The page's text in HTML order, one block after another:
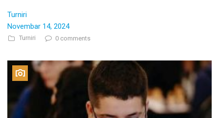
Turniri
Novembar 14, 2024
Turniri 0 comments